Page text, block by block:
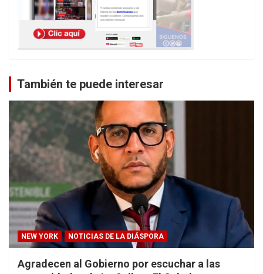
También te puede interesar
NEW YORK NOTICIAS DE LA DIÁSPORA
Agradecen al Gobierno por escuchar a las